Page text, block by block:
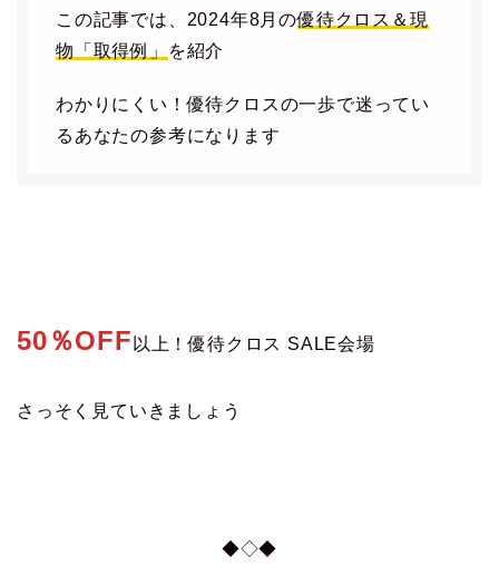
この記事では、2024年8月の優待クロス＆現
物「取得例」
を紹介
わかりにくい！優待クロスの一歩で迷ってい
るあなたの参考になります
50％OFF 以上！優待クロス SALE会場
さっそく見ていきましょう
◆◇◆